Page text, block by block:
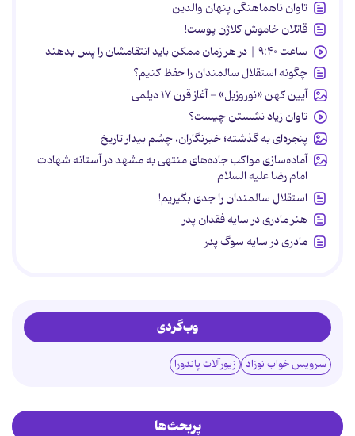
تاوان ناهماهنگی پنهان والدین
قاتلان خاموش کلاژن پوست!
ساعت ۹:۴۰ | در هر زمان ممکن باید انتقامشان را پس بدهند
چگونه استقلال سالمندان را حفظ کنیم؟
آیین کهن «نوروزبل» - آغاز قرن ۱۷ دیلمی
تاوان زیاد نشستن چیست؟
پنجره‌ای به گذشته؛ خبرنگاران، چشم بیدار تاریخ
آماده‌سازی مواکب جاده‌های منتهی به مشهد در آستانه شهادت
امام رضا علیه السلام
استقلال سالمندان را جدی بگیریم!
هنر مادری در سایه‌ فقدان پدر
مادری در سایه سوگ پدر
وب‌گردی
سرویس خواب نوزاد زیورآلات پاندورا
پربحث‌ها